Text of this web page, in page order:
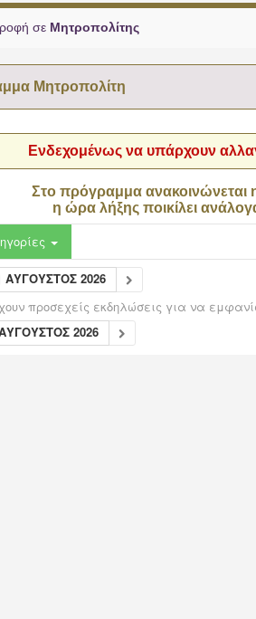
σε Μητροπολίτης
Μητροπολίτη
Ενδεχομένως να υπάρχουν
Στο πρόγραμμα
η ώρα λήξης ποικίλει
ΑΎΓΟΥΣΤΟΣ 2026
προσεχείς εκδηλώσεις για να
2026